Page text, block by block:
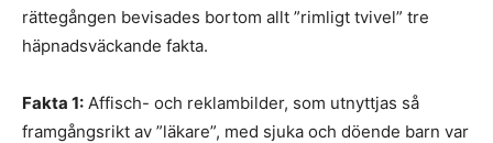
rättegången bevisades bortom allt ”rimligt tvivel” tre
häpnadsväckande fakta.
Fakta 1: Affisch- och reklambilder, som utnyttjas så
framgångsrikt av ”läkare”, med sjuka och döende barn var